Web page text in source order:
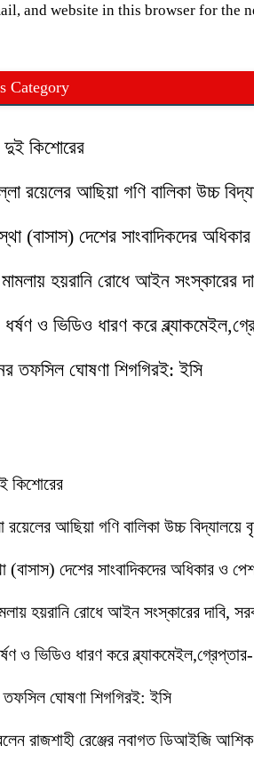
and website in this browser for the
Category
দুই কিশোরের
রয়েলের আছিয়া গণি বালিকা উচ্চ
(বাসাস) দেশের সাংবাদিকদের
হয়রানি রোধে আইন সংস্কারের
ও ভিডিও ধারণ করে
তফসিল ঘোষণা শিগগিরই: ইসি
কিশোরের
রয়েলের আছিয়া গণি বালিকা উচ্চ বিদ্যালয়ে
(বাসাস) দেশের সাংবাদিকদের অধিকার ও
হয়রানি রোধে আইন সংস্কারের দাবি,
ও ভিডিও ধারণ করে
তফসিল ঘোষণা শিগগিরই: ইসি
রাজশাহী রেঞ্জের নবাগত ডিআইজি